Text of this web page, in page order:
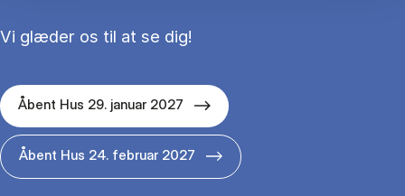
Vi glæder os til at se dig!
Åbent Hus 29. januar 2027
Åbent Hus 24. februar 2027